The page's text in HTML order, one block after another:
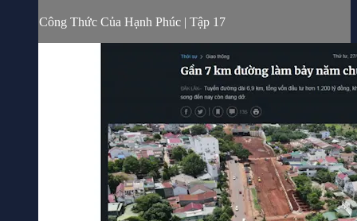
Công Thức Của Hạnh Phúc | Tập 17